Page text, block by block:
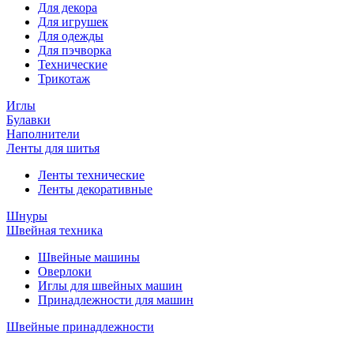
Для декора
Для игрушек
Для одежды
Для пэчворка
Технические
Трикотаж
Иглы
Булавки
Наполнители
Ленты для шитья
Ленты технические
Ленты декоративные
Шнуры
Швейная техника
Швейные машины
Оверлоки
Иглы для швейных машин
Принадлежности для машин
Швейные принадлежности